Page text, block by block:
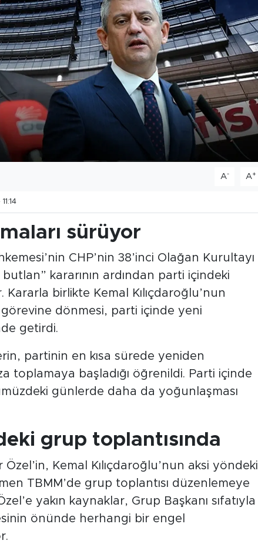
A- A+
sürüyor
CHP’nin 38’inci Olağan Kurultayı
kararının ardından parti içindeki
birlikte Kemal Kılıçdaroğlu’nun
dönmesi, parti içinde yeni
getirdi.
partinin en kısa sürede yeniden
toplamaya başladığı öğrenildi. Parti içinde
günlerde daha da yoğunlaşması
grup toplantısında
Özel’in, Kemal Kılıçdaroğlu’nun aksi yöndeki
TBMM’de grup toplantısı düzenlemeye
yakın kaynaklar, Grup Başkanı sıfatıyla
önünde herhangi bir engel